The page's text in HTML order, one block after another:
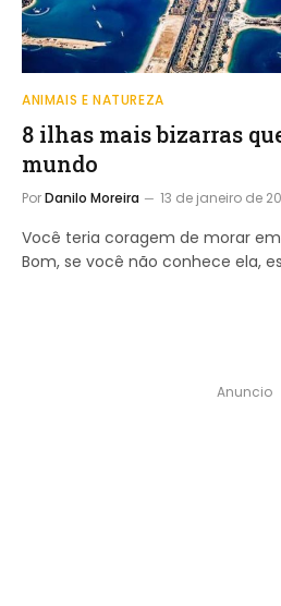
ANIMAIS E NATUREZA
8 ilhas mais bizarras
mundo
PorDanilo Moreira 13 de janeiro de
Você teria coragem de morar
Bom, se você não conhece ela,
Anuncio